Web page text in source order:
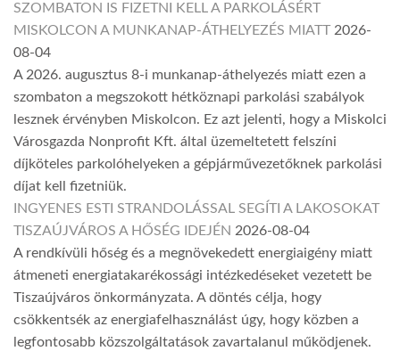
SZOMBATON IS FIZETNI KELL A PARKOLÁSÉRT
MISKOLCON A MUNKANAP-ÁTHELYEZÉS MIATT 2026-
08-04
A 2026. augusztus 8-i munkanap-áthelyezés miatt ezen a
szombaton a megszokott hétköznapi parkolási szabályok
lesznek érvényben Miskolcon. Ez azt jelenti, hogy a Miskolci
Városgazda Nonprofit Kft. által üzemeltetett felszíni
díjköteles parkolóhelyeken a gépjárművezetőknek parkolási
díjat kell fizetniük.
INGYENES ESTI STRANDOLÁSSAL SEGÍTI A LAKOSOKAT
TISZAÚJVÁROS A HŐSÉG IDEJÉN 2026-08-04
A rendkívüli hőség és a megnövekedett energiaigény miatt
átmeneti energiatakarékossági intézkedéseket vezetett be
Tiszaújváros önkormányzata. A döntés célja, hogy
csökkentsék az energiafelhasználást úgy, hogy közben a
legfontosabb közszolgáltatások zavartalanul működjenek.